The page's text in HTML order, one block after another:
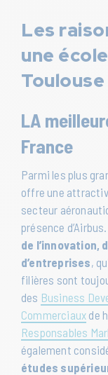
Les
une
Toulouse
LA
France
Parmi les plus
offre une
secteur
présence
de l’innovation,
d’entreprises,
filières sont
des Business
Commerciaux de
Responsables
également
études